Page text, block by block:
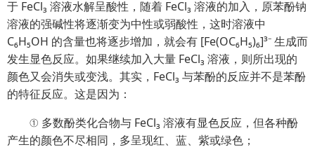
于 FeCl₃ 溶液水解呈酸性，随着 FeCl₃ 溶液的加入，原苯酚钠
溶液的强碱性将逐渐变为中性或弱酸性，这时溶液中
C₆H₅OH 的含量也将逐步增加，就会有 [Fe(OC₆H₅)₆]³⁻ 生成而
发生显色反应。如果继续加入大量 FeCl₃ 溶液，则所出现的
颜色又会消失或变浅。其实，FeCl₃ 与苯酚的反应并不是苯酚
的特征反应。这是因为：
① 多数酚类化合物与 FeCl₃ 溶液有显色反应，但各种酚
产生的颜色不尽相同，多呈现红、蓝、紫或绿色；